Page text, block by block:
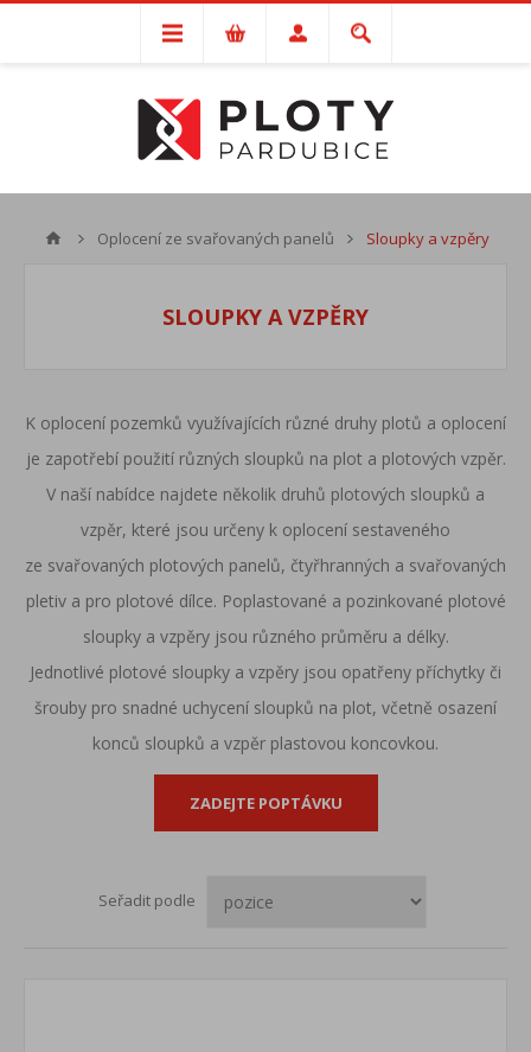
Oplocení ze svařovaných panelů Sloupky a vzpěry
SLOUPKY A VZPĚRY
K oplocení pozemků využívajících různé druhy plotů a oplocení
je zapotřebí použití různých sloupků na plot a plotových vzpěr.
V naší nabídce najdete několik druhů plotových sloupků a
vzpěr, které jsou určeny k oplocení sestaveného
ze svařovaných plotových panelů, čtyřhranných a svařovaných
pletiva pro plotové dílce. Poplastované a pozinkované plotové
sloupky a vzpěry jsou různého průměru a délky.
Jednotlivé plotové sloupky a vzpěry jsou opatřeny příchytky či
šrouby pro snadné uchycení sloupků na plot, včetně osazení
konců sloupků a vzpěr plastovou koncovkou.
ZADEJTE POPTÁVKU
Seřadit podle